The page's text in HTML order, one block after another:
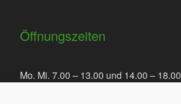
Öffnungszeiten
Mo. Mi. 7.00 – 13.00 und 14.00 – 18.00